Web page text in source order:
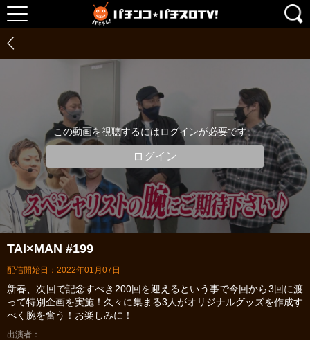
この動画を視聴するにはログインが必要です。
ログイン
TAI×MAN #199
配信開始日：2022年01月07日
新春、次回で記念すべき200回を迎えるという事で今回から3回に渡
って特別企画を実施！久々に集まる3人がオリジナルグッズを作成す
べく腕を奮う！お楽しみに！
出演者